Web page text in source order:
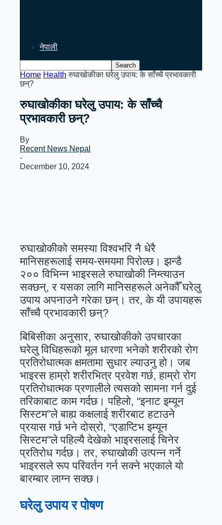
नेपाली
Home Health रुघाखोकीका घरेलु उपाय: के साँच्चै प्रभावकारी
छन्?
रुघाखोकीका घरेलु उपाय: के साँच्चै
प्रभावकारी छन्?
By
Recent News Nepal
-
December 10, 2024
रुघाखोकीको समस्या विश्वभरि नै धेरै
मानिसहरूलाई समय-समयमा पिरोल्छ। झन्डै
२०० विभिन्न भाइरसले रुघाखोकी निम्त्याउन
सक्छन्, र यसका लागि मानिसहरूले अनेकौँ घरेलु
उपाय अपनाउने गरेका छन्। तर, के यी उपायहरू
साँच्चै प्रभावकारी छन्?
बिबिसीका अनुसार, रुघाखोकीको उपचारका
घरेलु विधिहरूको मूल धारणा भनेको शरीरको रोग
प्रतिरोधात्मक क्षमतामा सुधार ल्याउनु हो। जब
भाइरस हाम्रो शरीरभित्र प्रवेश गर्छ, हाम्रो रोग
प्रतिरोधात्मक प्रणालीले त्यसको सामना गर्न दुई
तरिकाबाट काम गर्दछ। पहिलो, “इनाट इम्यून
सिस्टम”ले बाह्य कक्षलाई शरीरबाट हटाउने
प्रयास गर्छ भने दोस्रो, “एडाप्टिभ इम्यून
सिस्टम”ले पहिल्यै देखेको भाइरसलाई चिनेर
प्रतिरोध गर्दछ। तर, रुघाखोकी उत्पन्न गर्ने
भाइरसले रूप परिवर्तन गर्न सक्ने भएकाले यो
बारम्बार लाग्न सक्छ।
घरेलु उपाय र पोषण